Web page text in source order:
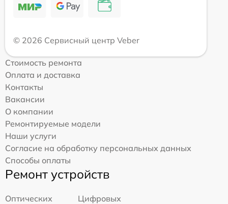
© 2026 Сервисный центр Veber
Стоимость ремонта
Оплата и доставка
Контакты
Вакансии
О компании
Ремонтируемые модели
Наши услуги
Согласие на обработку персональных данных
Способы оплаты
Ремонт устройств
Оптических
Цифровых